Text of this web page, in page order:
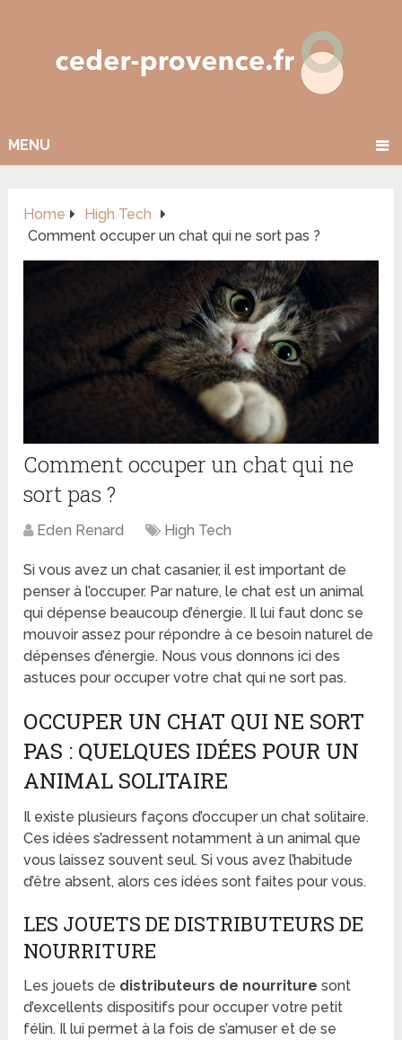
MENU
Home
High Tech
Comment occuper un chat qui ne sort pas ?
Comment occuper un chat qui ne
sort pas ?
Eden Renard High Tech
Si vous avez un chat casanier, il est important de
penser à l’occuper. Par nature, le chat est un animal
qui dépense beaucoup d’énergie. Il lui faut donc se
mouvoir assez pour répondre à ce besoin naturel de
dépenses d’énergie. Nous vous donnons ici des
astuces pour occuper votre chat qui ne sort pas.
OCCUPER UN CHAT QUI NE SORT
PAS : QUELQUES IDÉES POUR UN
ANIMAL SOLITAIRE
Il existe plusieurs façons d’occuper un chat solitaire.
Ces idées s’adressent notamment à un animal que
vous laissez souvent seul. Si vous avez l’habitude
d’être absent, alors ces idées sont faites pour vous.
LES JOUETS DE DISTRIBUTEURS DE
NOURRITURE
Les jouets de distributeurs de nourriture sont
d’excellents dispositifs pour occuper votre petit
félin. Il lui permet à la fois de s’amuser et de se